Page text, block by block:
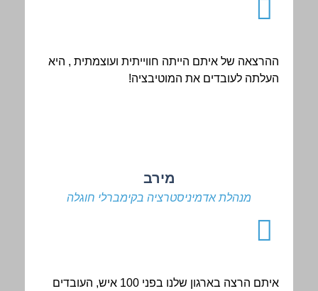
ההרצאה של איתם הייתה חווייתית ועוצמתית , היא
העלתה לעובדים את המוטיבציה!
מירב
מנהלת אדמיניסטרציה בקימברלי חוגלה
איתם הרצה בארגון שלנו בפני 100 איש, העובדים